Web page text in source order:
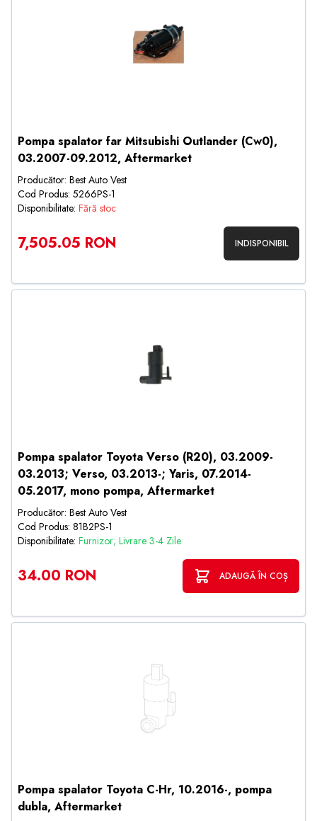
Pompa spalator far Mitsubishi Outlander (Cw0),
03.2007-09.2012, Aftermarket
Producător: Best Auto Vest
Cod Produs: 5266PS-1
Disponibilitate: Fără stoc
7,505.05 RON INDISPONIBIL
Pompa spalator Toyota Verso (R20), 03.2009-
03.2013; Verso, 03.2013-; Yaris, 07.2014-
05.2017, mono pompa, Aftermarket
Producător: Best Auto Vest
Cod Produs: 81B2PS-1
Disponibilitate: Furnizor; Livrare 3-4 Zile
34.00 RON ADAUGĂ ÎN COȘ
Pompa spalator Toyota C-Hr, 10.2016-, pompa
dubla, Aftermarket